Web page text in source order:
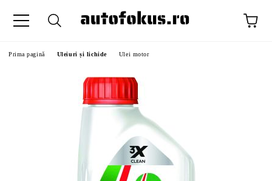
Prima pagină Uleiuri și lichide Ulei motor